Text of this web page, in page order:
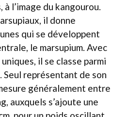
l’image du kangourou.
il donne
qui se développent
le marsupium. Avec
il se classe parmi
représentant de son
généralement entre
auxquels s’ajoute une